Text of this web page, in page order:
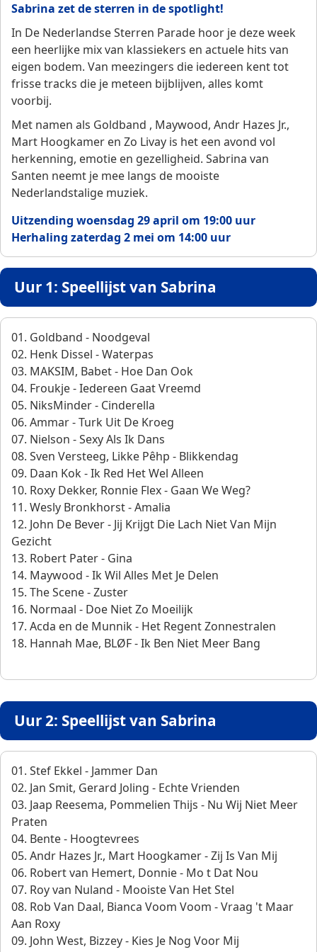
Sabrina zet de sterren in de spotlight!
In De Nederlandse Sterren Parade hoor je deze week
een heerlijke mix van klassiekers en actuele hits van
eigen bodem. Van meezingers die iedereen kent tot
frisse tracks die je meteen bijblijven, alles komt
voorbij.
Met namen als Goldband , Maywood, Andr Hazes Jr.,
Mart Hoogkamer en Zo Livay is het een avond vol
herkenning, emotie en gezelligheid. Sabrina van
Santen neemt je mee langs de mooiste
Nederlandstalige muziek.
Uitzending woensdag 29 april om 19:00 uur
Herhaling zaterdag 2 mei om 14:00 uur
Uur 1: Speellijst van Sabrina
01. Goldband - Noodgeval
02. Henk Dissel - Waterpas
03. MAKSIM, Babet - Hoe Dan Ook
04. Froukje - Iedereen Gaat Vreemd
05. NiksMinder - Cinderella
06. Ammar - Turk Uit De Kroeg
07. Nielson - Sexy Als Ik Dans
08. Sven Versteeg, Likke Pêhp - Blikkendag
09. Daan Kok - Ik Red Het Wel Alleen
10. Roxy Dekker, Ronnie Flex - Gaan We Weg?
11. Wesly Bronkhorst - Amalia
12. John De Bever - Jij Krijgt Die Lach Niet Van Mijn
Gezicht
13. Robert Pater - Gina
14. Maywood - Ik Wil Alles Met Je Delen
15. The Scene - Zuster
16. Normaal - Doe Niet Zo Moeilijk
17. Acda en de Munnik - Het Regent Zonnestralen
18. Hannah Mae, BLØF - Ik Ben Niet Meer Bang
Uur 2: Speellijst van Sabrina
01. Stef Ekkel - Jammer Dan
02. Jan Smit, Gerard Joling - Echte Vrienden
03. Jaap Reesema, Pommelien Thijs - Nu Wij Niet Meer
Praten
04. Bente - Hoogtevrees
05. Andr Hazes Jr., Mart Hoogkamer - Zij Is Van Mij
06. Robert van Hemert, Donnie - Mo t Dat Nou
07. Roy van Nuland - Mooiste Van Het Stel
08. Rob Van Daal, Bianca Voom Voom - Vraag 't Maar
Aan Roxy
09. John West, Bizzey - Kies Je Nog Voor Mij